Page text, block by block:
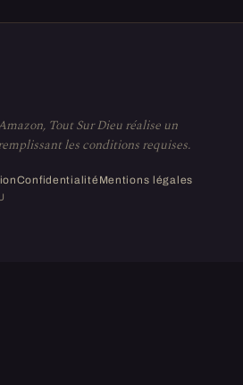
Tout Sur Dieu réalise un
les conditions requises.
Confidentialité Mentions légales